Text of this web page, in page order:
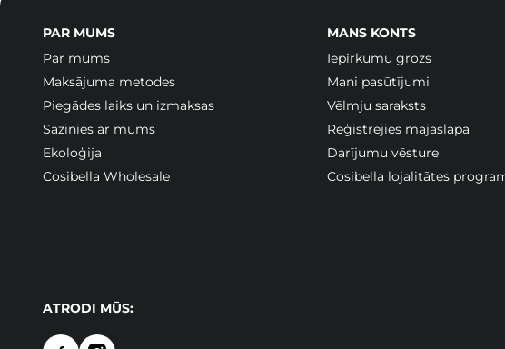
PAR MUMS
Par mums
Maksājuma metodes
Piegādes laiks un izmaksas
Sazinies ar mums
Ekoloģija
Cosibella Wholesale
MANS KONTS
Iepirkumu grozs
Mani pasūtījumi
Vēlmju saraksts
Reģistrējies mājaslapā
Darījumu vēsture
Cosibella lojalitātes
ATRODI MŪS: